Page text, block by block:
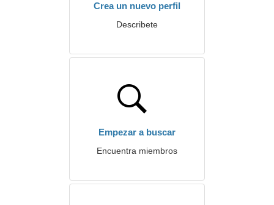
Crea un nuevo perfil
Describete
Empezar a buscar
Encuentra miembros